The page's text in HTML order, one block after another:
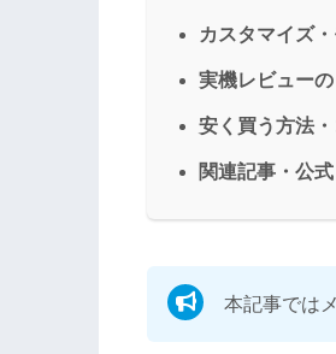
カスタマイズ
実機レビュー
安く買う方法
関連記事・公
本記事では